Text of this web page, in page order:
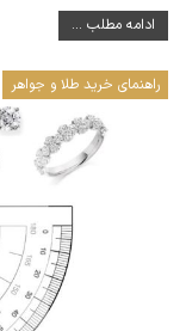
ادامه مطلب ...
راهنمای خرید طلا و جواهر